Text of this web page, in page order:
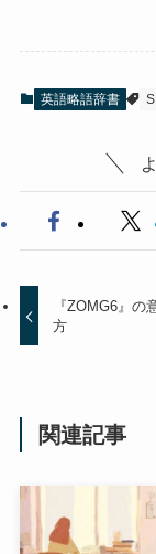
英語略語辞書
『ZOMG6』の
方
関連記事